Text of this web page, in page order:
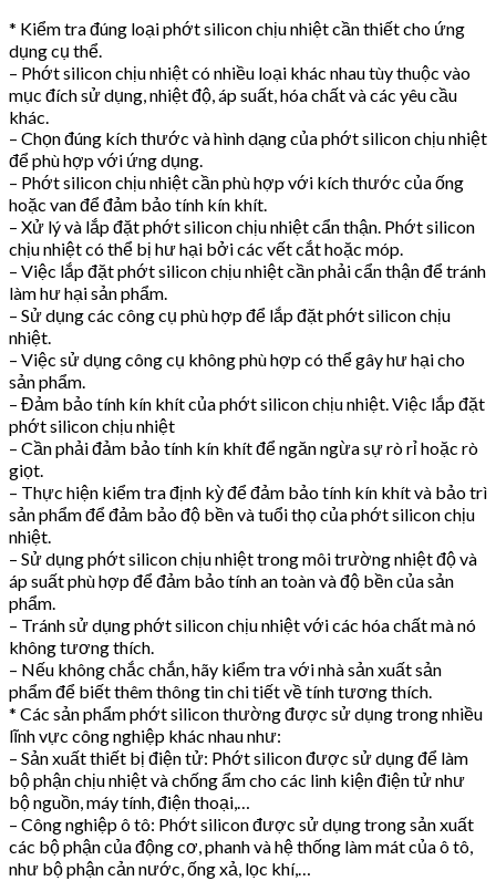
* Kiểm tra đúng loại phớt silicon chịu nhiệt cần thiết cho ứng
dụng cụ thể.
– Phớt silicon chịu nhiệt có nhiều loại khác nhau tùy thuộc vào
mục đích sử dụng, nhiệt độ, áp suất, hóa chất và các yêu cầu
khác.
– Chọn đúng kích thước và hình dạng của phớt silicon chịu nhiệt
để phù hợp với ứng dụng.
– Phớt silicon chịu nhiệt cần phù hợp với kích thước của ống
hoặc van để đảm bảo tính kín khít.
– Xử lý và lắp đặt phớt silicon chịu nhiệt cẩn thận. Phớt silicon
chịu nhiệt có thể bị hư hại bởi các vết cắt hoặc móp.
– Việc lắp đặt phớt silicon chịu nhiệt cần phải cẩn thận để tránh
làm hư hại sản phẩm.
– Sử dụng các công cụ phù hợp để lắp đặt phớt silicon chịu
nhiệt.
– Việc sử dụng công cụ không phù hợp có thể gây hư hại cho
sản phẩm.
– Đảm bảo tính kín khít của phớt silicon chịu nhiệt. Việc lắp đặt
phớt silicon chịu nhiệt
– Cần phải đảm bảo tính kín khít để ngăn ngừa sự rò rỉ hoặc rò
giọt.
– Thực hiện kiểm tra định kỳ để đảm bảo tính kín khít và bảo trì
sản phẩm để đảm bảo độ bền và tuổi thọ của phớt silicon chịu
nhiệt.
– Sử dụng phớt silicon chịu nhiệt trong môi trường nhiệt độ và
áp suất phù hợp để đảm bảo tính an toàn và độ bền của sản
phẩm.
– Tránh sử dụng phớt silicon chịu nhiệt với các hóa chất mà nó
không tương thích.
– Nếu không chắc chắn, hãy kiểm tra với nhà sản xuất sản
phẩm để biết thêm thông tin chi tiết về tính tương thích.
* Các sản phẩm phớt silicon thường được sử dụng trong nhiều
lĩnh vực công nghiệp khác nhau như:
– Sản xuất thiết bị điện tử: Phớt silicon được sử dụng để làm
bộ phận chịu nhiệt và chống ẩm cho các linh kiện điện tử như
bộ nguồn, máy tính, điện thoại,…
– Công nghiệp ô tô: Phớt silicon được sử dụng trong sản xuất
các bộ phận của động cơ, phanh và hệ thống làm mát của ô tô,
như bộ phận cản nước, ống xả, lọc khí,…